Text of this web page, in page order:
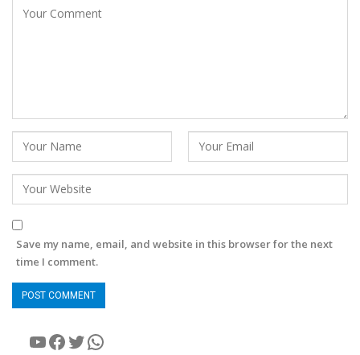
Save my name, email, and website in this browser for the next
time I comment.
YouTube
Facebook
Twitter
WhatsApp